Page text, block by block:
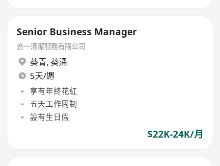
Senior Business Manager
合一清潔服務有限公司
葵青, 葵涌
5天/週
享有年終花紅
五天工作周制
設有生日假
$22K-24K/月